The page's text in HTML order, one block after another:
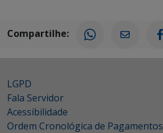
Compartilhe:
LGPD
Fala Servidor
Acessibilidade
Ordem Cronológica de Pagamentos